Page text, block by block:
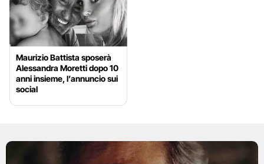
Maurizio Battista sposerà
Alessandra Moretti dopo 10
anni insieme, l’annuncio sui
social